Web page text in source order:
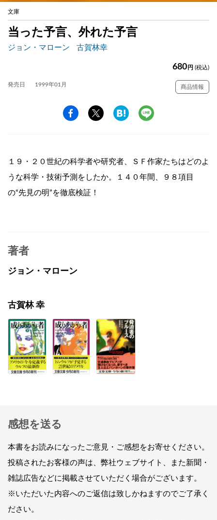
文庫
当った予言、外れた予言
ジョン・マローン 古賀林幸
680 円 (税込)
発売日 1999年01月 商品情報
１９・２０世紀の科学者や研究者、ＳＦ作家たちはどのよ
うな科学・技術予測をしたか。１４０年間、９８項目
の“先見の明”を徹底検証！
著者
ジョン・マローン
古賀林 幸
感想を送る
本書をお読みになったご意見・ご感想をお寄せください。
投稿されたお客様の声は、弊社ウェブサイト、また新聞・
雑誌広告などに掲載させていただく場合がございます。
※いただいた内容へのご返信は致しかねますのでご了承く
ださい。